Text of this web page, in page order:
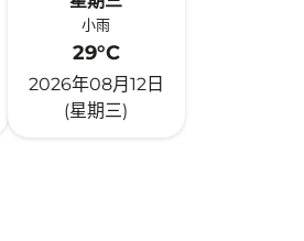
小雨
29°C
2026年08月12日
(星期三)